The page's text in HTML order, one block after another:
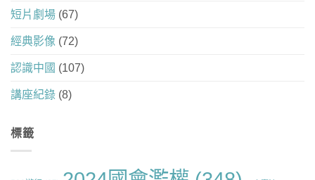
短片劇場 (67)
經典影像 (72)
認識中國 (107)
講座紀錄 (8)
標籤